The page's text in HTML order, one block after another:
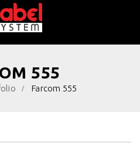
555
Farcom 555